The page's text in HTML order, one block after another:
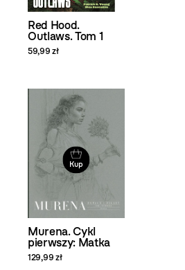
Red Hood.
Outlaws. Tom 1
59,99 zł
Kup
Murena. Cykl
pierwszy: Matka
129,99 zł